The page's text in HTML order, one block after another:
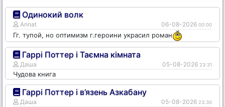
Одинокий волк
Annat 06-08-2026 00:00
Гг. тупой, но оптимизм г.героини украсил роман
Гаррі Поттер і Таємна кімната
Даша 05-08-2026 23:31
Чудова книга
Гаррі Поттер і в’язень Азкабану
Даша 05-08-2026 23:30